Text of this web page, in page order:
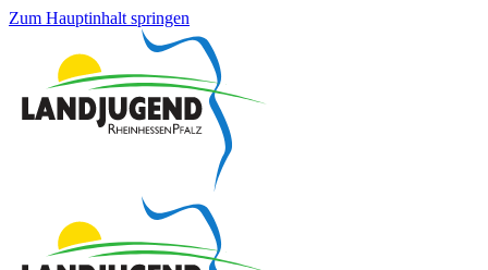
Zum Hauptinhalt springen